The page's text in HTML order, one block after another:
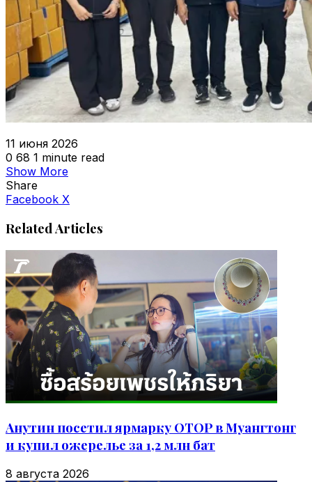
11 июня 2026
0 68 1 minute read
Show More
Share
Facebook X
Related Articles
Анутин посетил ярмарку OTOP в Муангтонг
и купил ожерелье за 1,2 млн бат
8 августа 2026